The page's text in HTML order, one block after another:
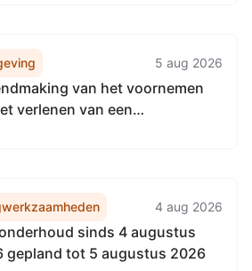
5 aug 2026
van het voornemen
verlenen van een
4 aug 2026
sinds 4 augustus
gepland tot 5 augustus 2026